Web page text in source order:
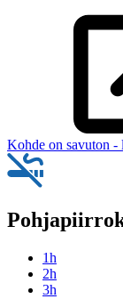
Kohde on savuton -
1h
2h
3h